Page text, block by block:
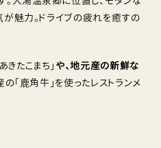
魅力。ドライブの疲れを癒すの
きたこまち」 や、地元産の新鮮な
の「鹿角牛」を使ったレストランメ